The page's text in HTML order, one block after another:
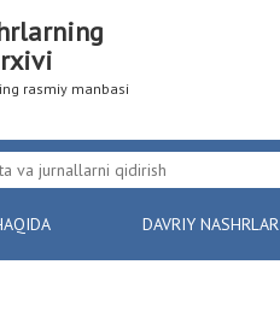
rasmiy manbasi
DAVRIY NASHRLAR